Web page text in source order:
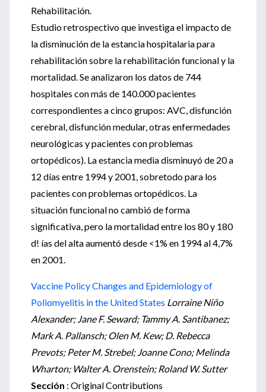
Rehabilitación.
Estudio retrospectivo que investiga el impacto de
la disminución de la estancia hospitalaria para
rehabilitación sobre la rehabilitación funcional y la
mortalidad. Se analizaron los datos de 744
hospitales con más de 140.000 pacientes
correspondientes a cinco grupos: AVC, disfunción
cerebral, disfunción medular, otras enfermedades
neurológicas y pacientes con problemas
ortopédicos). La estancia media disminuyó de 20 a
12 días entre 1994 y 2001, sobretodo para los
pacientes con problemas ortopédicos. La
situación funcional no cambió de forma
significativa, pero la mortalidad entre los 80 y 180
d! ías del alta aumentó desde <1% en 1994 al 4,7%
en 2001.
Vaccine Policy Changes and Epidemiology of
Poliomyelitis in the United States Lorraine Niño
Alexander; Jane F. Seward; Tammy A. Santibanez;
Mark A. Pallansch; Olen M. Kew; D. Rebecca
Prevots; Peter M. Strebel; Joanne Cono; Melinda
Wharton; Walter A. Orenstein; Roland W. Sutter
Sección : Original Contributions